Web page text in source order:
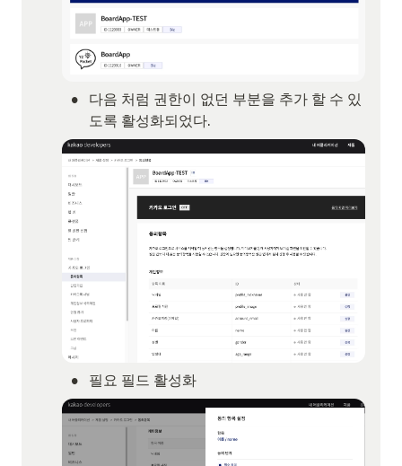
•
다음 처럼 권한이 없던 부분을 추가 할 수 있
도록 활성화되었다.
• 필요 필드 활성화